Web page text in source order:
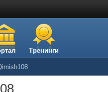
Тренинги